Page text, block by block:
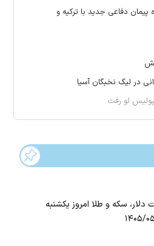
پیمان دفاعی جدید با ترکیه و
در لیگ نخبگان آسیا
لو رفت
دلار، سکه و طلا امروز یکشنبه
۰۵/۱۸